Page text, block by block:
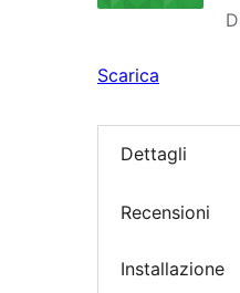
Scarica
Dettagli
Recensioni
Installazione